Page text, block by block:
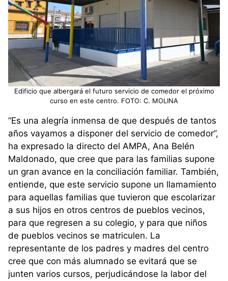
Edificio que albergará el futuro servicio de comedor el próximo
curso en este centro. FOTO: C. MOLINA
“Es una alegría inmensa de que después de tantos
años vayamos a disponer del servicio de comedor”,
ha expresado la directo del AMPA, Ana Belén
Maldonado, que cree que para las familias supone
un gran avance en la conciliación familiar. También,
entiende, que este servicio supone un llamamiento
para aquellas familias que tuvieron que escolarizar
a sus hijos en otros centros de pueblos vecinos,
para que regresen a su colegio, y para que niños
de pueblos vecinos se matriculen. La
representante de los padres y madres del centro
cree que con más alumnado se evitará que se
junten varios cursos, perjudicándose la labor del